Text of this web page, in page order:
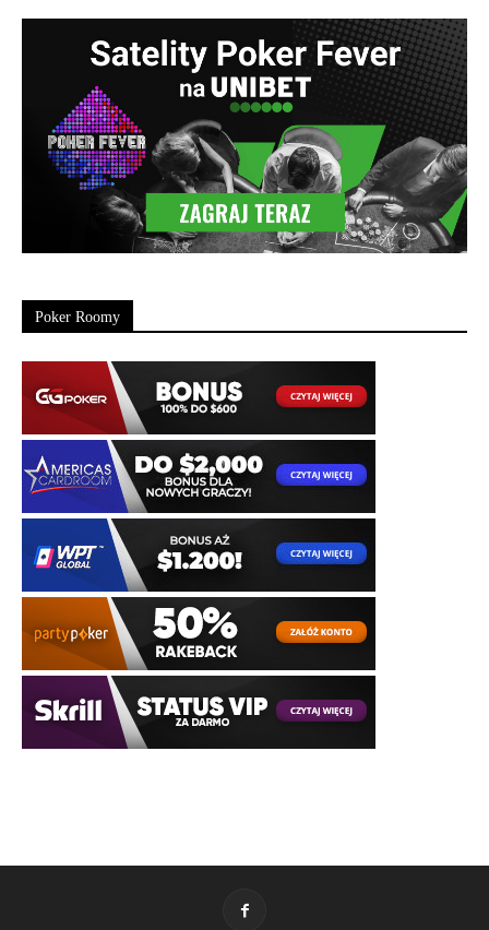
Poker Roomy